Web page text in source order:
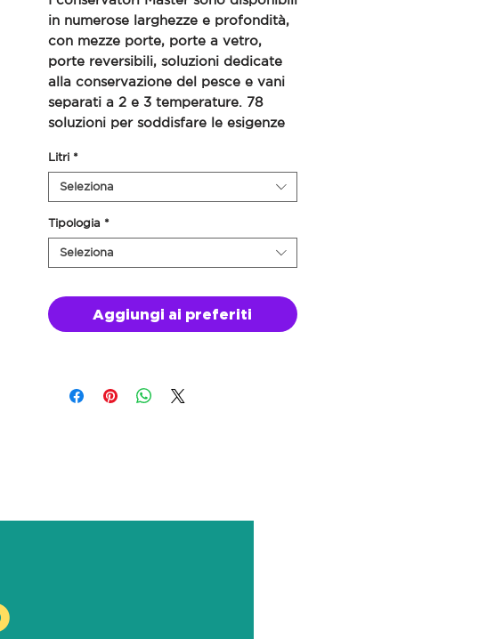
in numerose larghezze e profondità,
con mezze porte, porte a vetro,
porte reversibili, soluzioni dedicate
alla conservazione del pesce e vani
separati a 2 e 3 temperature. 78
soluzioni per soddisfare le esigenze
Litri *
Seleziona
Tipologia *
Seleziona
Aggiungi ai preferiti